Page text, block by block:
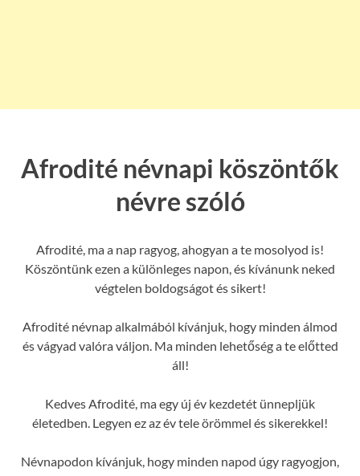
Afrodité névnapi köszöntők
névre szóló
Afrodité, ma a nap ragyog, ahogyan a te mosolyod is!
Köszöntünk ezen a különleges napon, és kívánunk neked
végtelen boldogságot és sikert!
Afrodité névnap alkalmából kívánjuk, hogy minden álmod
és vágyad valóra váljon. Ma minden lehetőség a te előtted
áll!
Kedves Afrodité, ma egy új év kezdetét ünnepljük
életedben. Legyen ez az év tele örömmel és sikerekkel!
Névnapodon kívánjuk, hogy minden napod úgy ragyogjon,